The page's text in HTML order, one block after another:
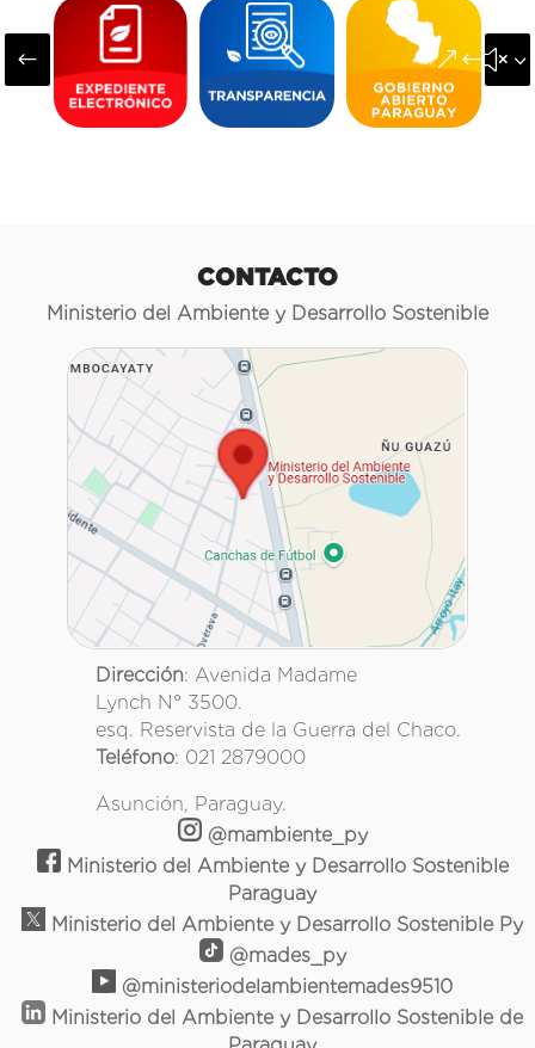
#
CONTACTO
Ministerio del Ambiente y Desarrollo Sostenible
Dirección: Avenida Madame
Lynch N° 3500.
esq. Reservista de la Guerra del Chaco.
Teléfono: 021 2879000
Asunción, Paraguay.
@mambiente_py
Ministerio del Ambiente y Desarrollo Sostenible
Paraguay
Ministerio del Ambiente y Desarrollo Sostenible Py
@mades_py
@ministeriodelambientemades9510
Ministerio del Ambiente y Desarrollo Sostenible de